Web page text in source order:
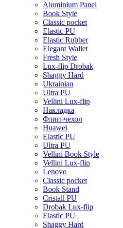
Aluminium Panel
Book Style
Classic pocket
Elastic PU
Elastic Rubber
Elegant Wallet
Fresh Style
Lux-flip Drobak
Shaggy Hard
Ukrainian
Ultra PU
Vellini Lux-flip
Накладка
Флип-чехол
Huawei
Elastic PU
Ultra PU
Vellini Book Style
Vellini Lux-flip
Lenovo
Classic pocket
Book Stand
Cristall PU
Drobak Lux-flip
Elastic PU
Shaggy Hard